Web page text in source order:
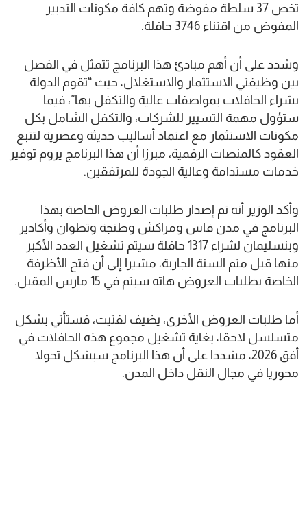
تخص 37 سلطة مفوضة وتهم كافة مكونات التدبير
المفوض من اقتناء 3746 حافلة.
وشدد على أن أهم مبادئ هذا البرنامج تتمثل في الفصل
بين وظيفتي الاستثمار والاستغلال، حيث “تقوم الدولة
بشراء الحافلات بمواصفات عالية والتكفل بها”، فيما
ستؤول مهمة التسيير للشركات، والتكفل الشامل بكل
مكونات الاستثمار مع اعتماد أساليب حديثة وعصرية لتتبع
العقود كالمنصات الرقمية، مبرزا أن هذا البرنامج يروم توفير
خدمات مستدامة وعالية الجودة للمرتفقين.
وأكد الوزير أنه تم إصدار طلبات العروض الخاصة بهذا
البرنامج في مدن فاس ومراكش وطنجة وتطوان وأكادير
وبنسليمان لشراء 1317 حافلة سيتم تشغيل العدد الأكبر
منها قبل متم السنة الجارية، مشيرا إلى أن فتح الأظرفة
الخاصة بطلبات العروض هاته سيتم في 15 مارس المقبل.
أما طلبات العروض الأخرى، يضيف لفتيت، فستأتي بشكل
متسلسل لاحقا، بغاية تشغيل مجموع هذه الحافلات في
أفق 2026، مشددا على أن هذا البرنامج سيشكل تحولا
محوريا في مجال النقل داخل المدن.